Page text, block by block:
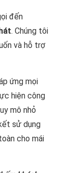
đến
. Chúng tôi
và hỗ trợ
ứng mọi
hiện công
mô nhỏ
sử dụng
cho mái